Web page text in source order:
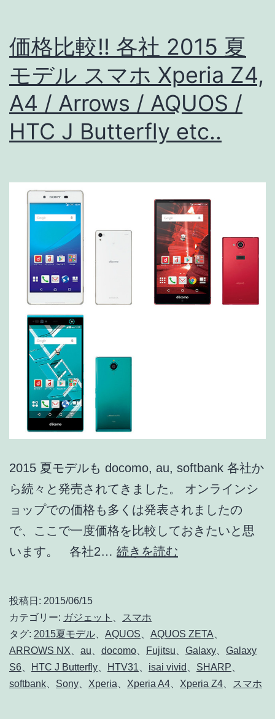
カ
テ
ゴ
リ
状
近
価格比較!! 各社 2015 夏
モデル スマホ Xperia Z4,
A4 / Arrows / AQUOS /
HTC J Butterfly etc..
2015 夏モデルも docomo, au, softbank 各社か
ら続々と発売されてきました。 オンラインシ
ョップでの価格も多くは発表されましたの
で、ここで一度価格を比較しておきたいと思
います。 各社2… 続きを読む
各
社
2015
投稿日: 2015/06/15
カテゴリー: ガジェット 、 スマホ
タグ: 2015夏モデル、 AQUOS、 AQUOS ZETA、
ARROWS NX、 au、 docomo、 Fujitsu、 Galaxy、 Galaxy
S6、 HTC J Butterfly、 HTV31、 isai vivid 、 SHARP、
softbank、 Sony、 Xperia、 Xperia A4、 Xperia Z4、 スマホ